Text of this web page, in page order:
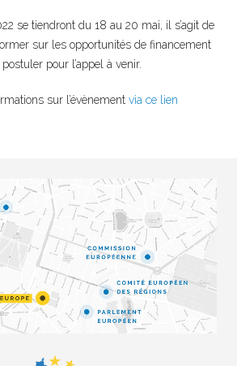
se tiendront du 18 au 20 mai, il s’agit de
sur les opportunités de financement
pour l’appel à venir.
sur l’évènement via ce lien